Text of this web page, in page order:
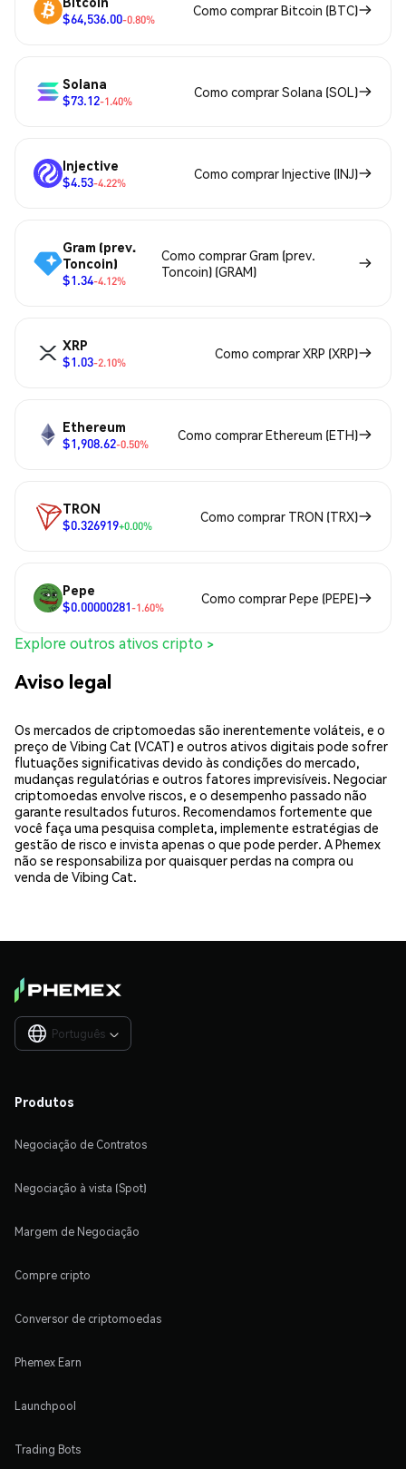
$64,536.00-0.80%
Como comprar Bitcoin (BTC)
Solana
$73.12-1.40%
Como comprar Solana (SOL)
Injective
$4.53-4.22%
Como comprar Injective (INJ)
Gram (prev.
Toncoin)
$1.34-4.12%
Como comprar Gram (prev.
Toncoin) (GRAM)
XRP
$1.03-2.10%
Como comprar XRP (XRP)
Ethereum
$1,908.62-0.50%
Como comprar Ethereum (ETH)
TRON
$0.326919+0.00%
Como comprar TRON (TRX)
Pepe
$0.00000281-1.60%
Como comprar Pepe (PEPE)
Explore outros ativos cripto >
Aviso legal
Os mercados de criptomoedas são inerentemente voláteis, e o
preço de Vibing Cat (VCAT) e outros ativos digitais pode sofrer
flutuações significativas devido às condições do mercado,
mudanças regulatórias e outros fatores imprevisíveis. Negociar
criptomoedas envolve riscos, e o desempenho passado não
garante resultados futuros. Recomendamos fortemente que
você faça uma pesquisa completa, implemente estratégias de
gestão de risco e invista apenas o que pode perder. A Phemex
não se responsabiliza por quaisquer perdas na compra ou
venda de Vibing Cat.
Português 
Produtos
Negociação de Contratos
Negociação à vista (Spot)
Margem de Negociação
Compre cripto
Conversor de criptomoedas
Phemex Earn
Launchpool
Trading Bots